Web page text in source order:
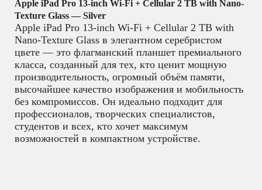
Apple iPad Pro 13-inch Wi-Fi + Cellular 2 TB with Nano-
Texture Glass — Silver
Apple iPad Pro 13-inch Wi-Fi + Cellular 2 TB with
Nano-Texture Glass в элегантном серебристом
цвете — это флагманский планшет премиального
класса, созданный для тех, кто ценит мощную
производительность, огромный объём памяти,
высочайшее качество изображения и мобильность
без компромиссов. Он идеально подходит для
профессионалов, творческих специалистов,
студентов и всех, кто хочет максимум
возможностей в компактном устройстве.